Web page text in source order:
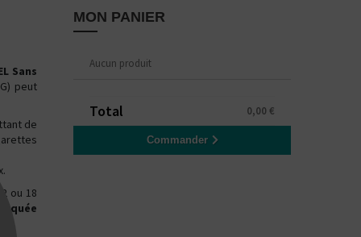
Sans
peut
de
ou 18
MON PANIER
Aucun produit
0,00 €
Total
Commander